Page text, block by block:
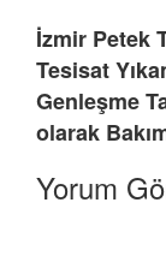
İzmir Petek
Tesisat
Genleşme
olarak
Yorum